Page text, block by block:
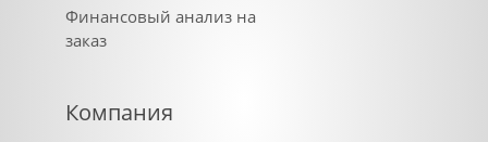
Финансовый анализ на
заказ
Компания